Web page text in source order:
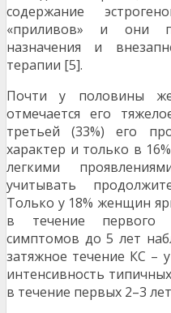
содержание
«приливов» и они
назначения и
терапии [5].
Почти у половины
отмечается его
третьей (33%) его
характер и только в
легкими
учитывать
Только у 18% женщин
в течение первого
симптомов до 5 лет
затяжное течение КС –
интенсивность
в течение первых 2–3 лет